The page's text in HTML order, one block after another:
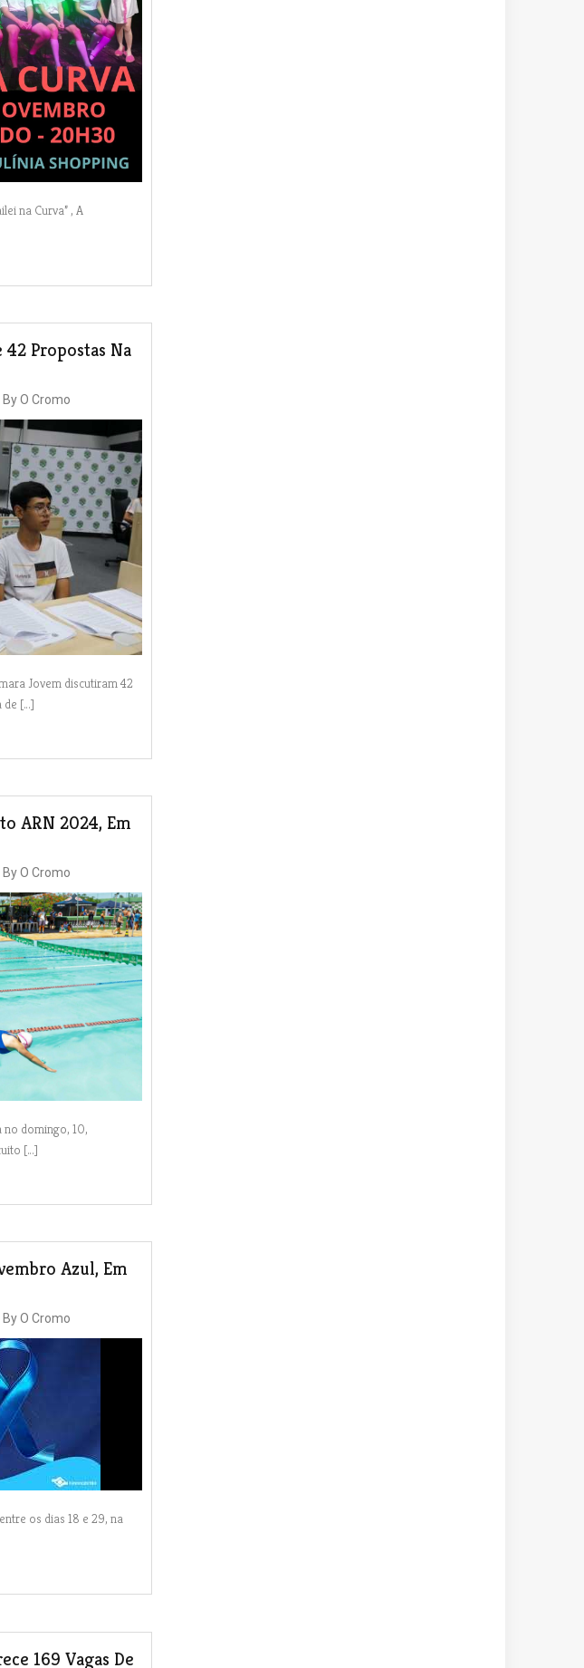
na Curva” , A
42 Propostas Na
ByO Cromo
Jovem discutiram 42
de […]
ARN 2024, Em
ByO Cromo
no domingo, 10,
[…]
Azul, Em
ByO Cromo
os dias 18 e 29, na
169 Vagas De